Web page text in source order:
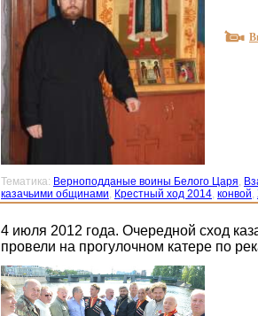
Тематика: Верноподданые воины Белого Царя,
казачьими общинами, Крестный ход 2014, конвой,
4 июля 2012 года. Очередной сход
провели на прогулочном катере по